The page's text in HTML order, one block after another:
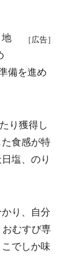
［広告］
備を進め
り獲得し
食感が特
塩、のり
り、自分
むすび専
でしか味